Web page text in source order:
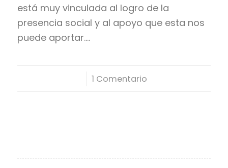
está muy vinculada al logro de la
presencia social y al apoyo que esta nos
puede aportar.…
1 Comentario